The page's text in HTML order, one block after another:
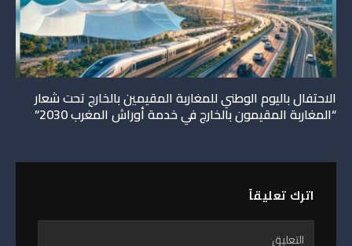
الاحتفال باليوم الوطني للمغاربة المقيمين بالخارج تحت شعار
“المغاربة المقيمون بالخارج في خدمة أوراش المغرب 2030”
اترك تعليقاً